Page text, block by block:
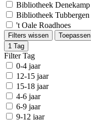
Bibliotheek Denekamp
Bibliotheek Tubbergen
't Oale Roadhoes
Filters wissen
Toepassen
1 Tag
Filter Tag
0-4 jaar
12-15 jaar
15-18 jaar
4-6 jaar
6-9 jaar
9-12 jaar